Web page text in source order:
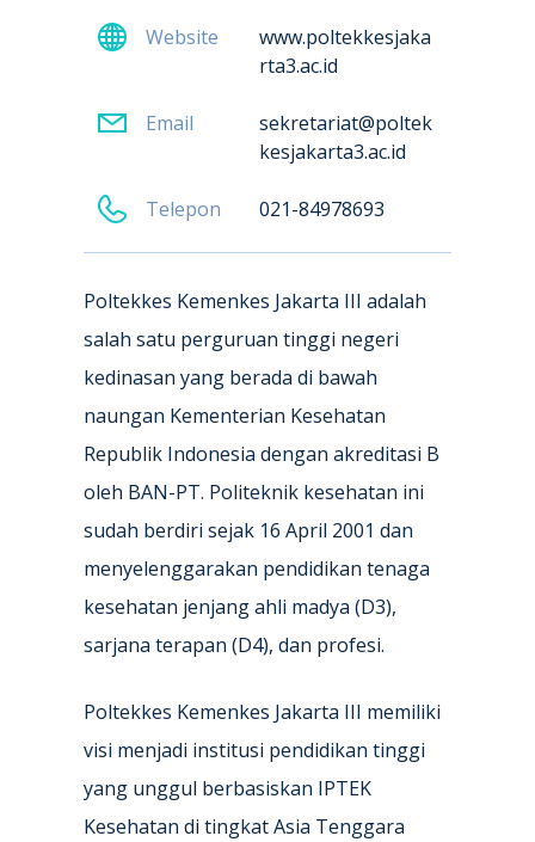
Website
www.poltekkesjaka
rta3.ac.id
Email
sekretariat@poltek
kesjakarta3.ac.id
Telepon 021-84978693
Poltekkes Kemenkes Jakarta III adalah
salah satu perguruan tinggi negeri
kedinasan yang berada di bawah
naungan Kementerian Kesehatan
Republik Indonesia dengan akreditasi B
oleh BAN-PT. Politeknik kesehatan ini
sudah berdiri sejak 16 April 2001 dan
menyelenggarakan pendidikan tenaga
kesehatan jenjang ahli madya (D3),
sarjana terapan (D4), dan profesi.
Poltekkes Kemenkes Jakarta III memiliki
visi menjadi institusi pendidikan tinggi
yang unggul berbasiskan IPTEK
Kesehatan di tingkat Asia Tenggara